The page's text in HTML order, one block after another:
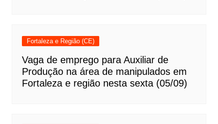
Fortaleza e Região (CE)
Vaga de emprego para Auxiliar de
Produção na área de manipulados em
Fortaleza e região nesta sexta (05/09)